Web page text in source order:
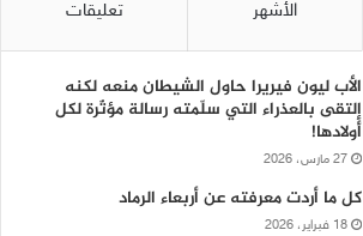
الأشهر تعليقات
الأب ليون فيريرا حاول الشيطان منعه لكنه
إلتقى بالعذراء التي سلّمته رسالة مؤثّرة لكل
أولادها!
27 مارس، 2026
كل ما أردت معرفته عن أربعاء الرماد
18 فبراير، 2026